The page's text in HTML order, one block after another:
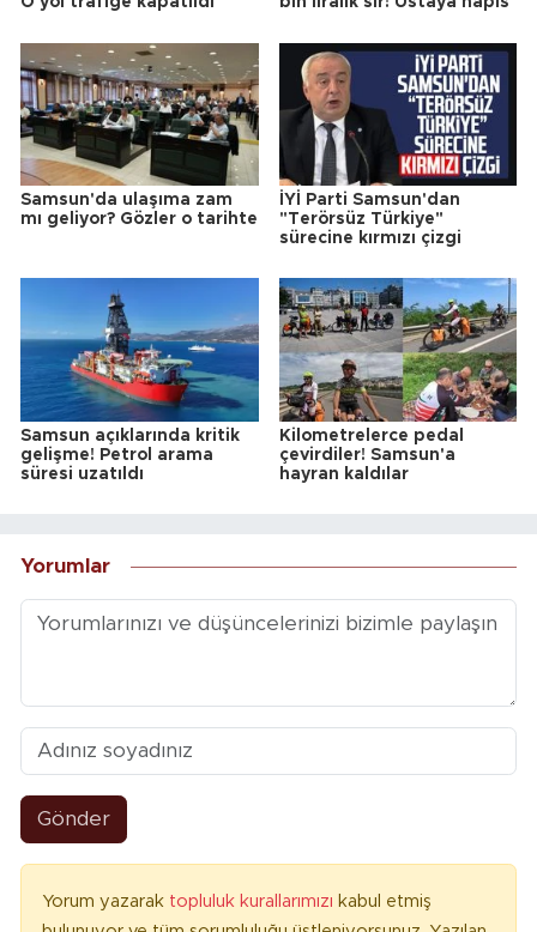
Samsun'da ulaşıma zam
mı geliyor? Gözler o tarihte
İYİ Parti Samsun'dan
"Terörsüz Türkiye"
sürecine kırmızı çizgi
Samsun açıklarında kritik
gelişme! Petrol arama
süresi uzatıldı
Kilometrelerce pedal
çevirdiler! Samsun'a
hayran kaldılar
Yorumlar
Gönder
Yorum yazarak topluluk kurallarımızı kabul etmiş